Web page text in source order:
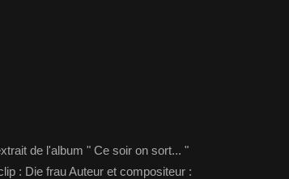
de l'album " Ce soir on sort... "
: Die frau Auteur et compositeur :